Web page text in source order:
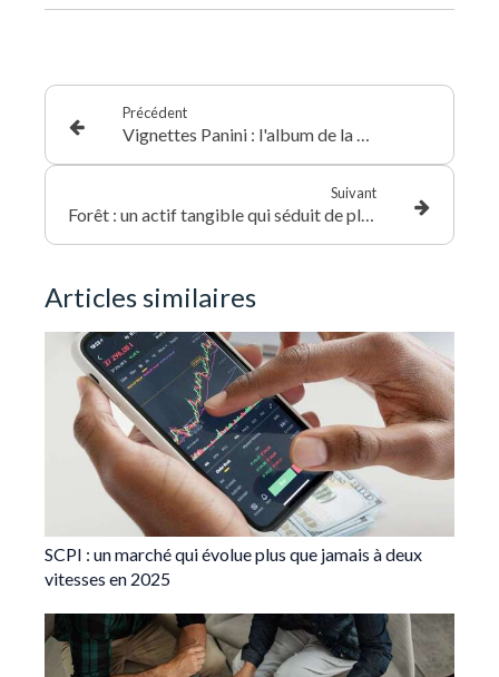
Précédent
Suivant
Articles similaires
SCPI : un marché qui évolue plus que jamais à deux
vitesses en 2025